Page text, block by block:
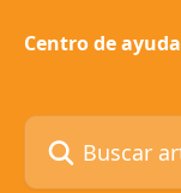
Centro de
Buscar artículos...